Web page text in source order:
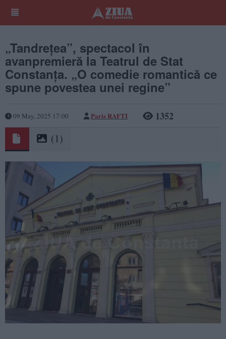
„Tandrețea”, spectacol în
avanpremieră la Teatrul de Stat
Constanța. „O comedie romantică ce
spune povestea unei regine”
09 May, 2025 17:00 Paris RAFTI 1352
(1)